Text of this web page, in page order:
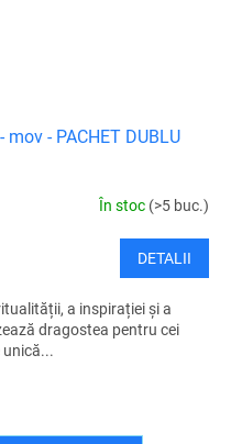
- PACHET DUBLU
În stoc (>5 buc.)
DETALII
a inspirației și a
dragostea pentru cei
unică...